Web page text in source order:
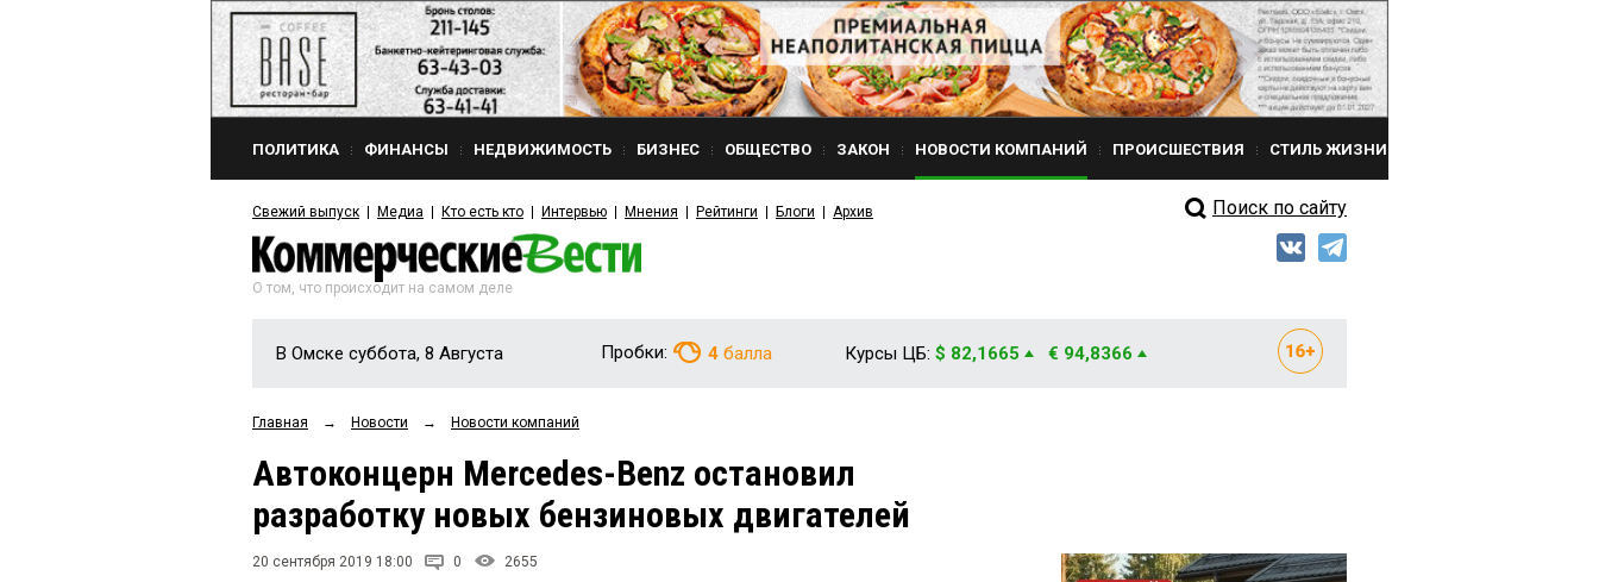
ПОЛИТИКА ФИНАНСЫ НЕДВИЖИМОСТЬ БИЗНЕС ОБЩЕСТВО ЗАКОН НОВОСТИ КОМПАНИЙ ПРОИСШЕСТВИЯ СТИЛЬ ЖИЗНИ
Свежий выпуск Медиа Кто есть кто Интервью Мнения Рейтинги Блоги Архив Поиск по сайту
О том, что происходит на самом деле
В Омске суббота, 8 Августа Пробки: 4 балла Курсы ЦБ: $ 82,1665 € 94,8366
Главная → Новости → Новости компаний
Автоконцерн Mercedes-Benz остановил
разработку новых бензиновых двигателей
20 сентября 2019 18:00 0 2655